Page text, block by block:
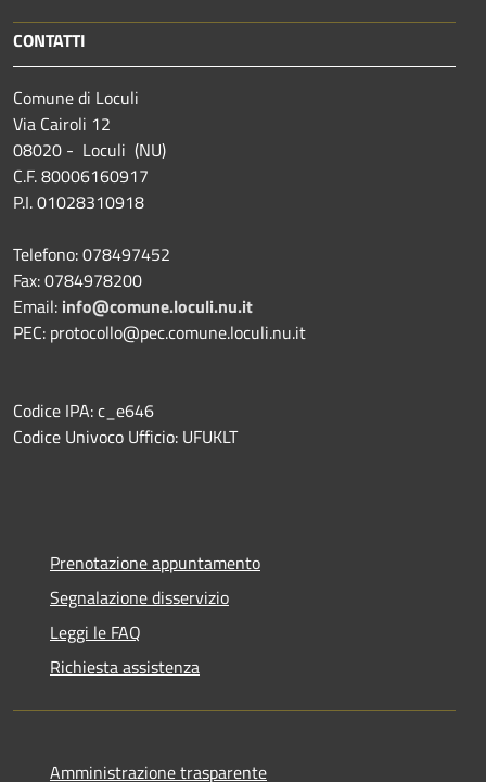
CONTATTI
Comune di Loculi
Via Cairoli 12
08020 - Loculi (NU)
C.F. 80006160917
P.I. 01028310918
Telefono: 078497452
Fax: 0784978200
Email: info@comune.loculi.nu.it
PEC: protocollo@pec.comune.loculi.nu.it
Codice IPA: c_e646
Codice Univoco Ufficio: UFUKLT
Prenotazione appuntamento
Segnalazione disservizio
Leggi le FAQ
Richiesta assistenza
Amministrazione trasparente